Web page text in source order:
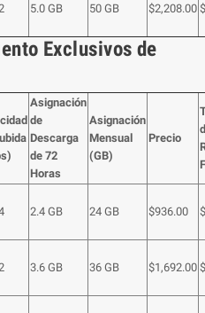
5.0 GB 50 GB $2,208.00
Exclusivos de
Asignación
de
Descarga
de 72
Horas
Asignación
Mensual
(GB)
Precio
2.4 GB 24 GB $936.00
3.6 GB 36 GB $1,692.00